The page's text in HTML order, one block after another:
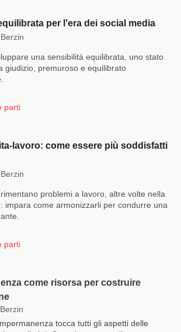
per l'era dei social media
una sensibilità equilibrata, uno stato
giudizio, premuroso e equilibrato
parti
lavoro: come essere più soddisfatti
problemi a lavoro, altre volte nella
impara come armonizzarli per condurre una
parti
come risorsa per costruire
tocca tutti gli aspetti delle